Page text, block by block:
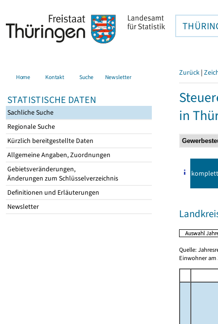
Home Kontakt Suche Newsletter
STATISTISCHE DATEN
Sachliche Suche
Regionale Suche
Kürzlich bereitgestellte Daten
Allgemeine Angaben, Zuordnungen
Gebietsveränderungen,
Änderungen zum Schlüsselverzeichnis
Definitionen und Erläuterungen
Newsletter
Zurück |
in
komplett
Quelle:
Einwohner am